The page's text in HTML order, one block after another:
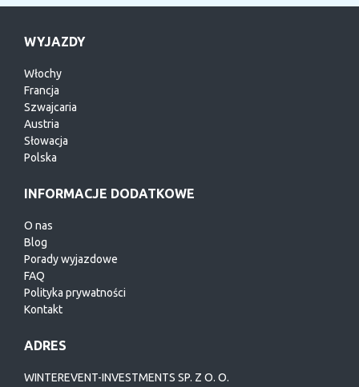
WYJAZDY
Włochy
Francja
Szwajcaria
Austria
Słowacja
Polska
INFORMACJE DODATKOWE
O nas
Blog
Porady wyjazdowe
FAQ
Polityka prywatności
Kontakt
ADRES
WINTEREVENT-INVESTMENTS SP. Z O. O.